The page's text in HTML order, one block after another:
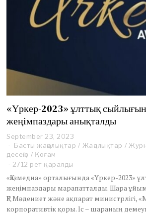
«Үркер-2023» ұлттық
жеңімпаздары анықталды
September 23, 2023
e
m
b
e
r
Басты жаңалықтар / Жаңалықтар /
десеңіз / Қоғам
2712 рет қаралды
«Қазмедиа» орталығында «Үркер-2023»
жеңімпаздары марапатталды. Шара
ҚР Мәдениет және ақпарат министрлігі,
корпоративтік қоры. Іс – шараның